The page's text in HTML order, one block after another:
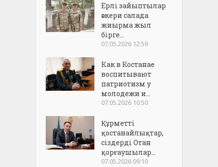
Ерлі зайыптылар
әскери салада
жиырма жыл
бірге...
07.05.2026 12:59
Как в Костанае
воспитывают
патриотизм у
молодежи и...
07.05.2026 10:50
Құрметті
қостанайлықтар,
сіздерді Отан
қорғаушылар...
07.05.2026 09:10